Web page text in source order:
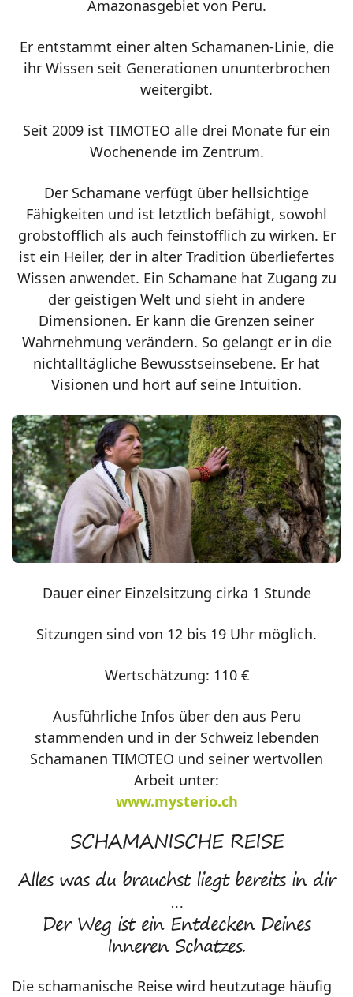
Amazonasgebiet von Peru.
Er entstammt einer alten Schamanen-Linie, die
ihr Wissen seit Generationen ununterbrochen
weitergibt.
Seit 2009 ist TIMOTEO alle drei Monate für ein
Wochenende im Zentrum.
Der Schamane verfügt über hellsichtige
Fähigkeiten und ist letztlich befähigt, sowohl
grobstofflich als auch feinstofflich zu wirken. Er
ist ein Heiler, der in alter Tradition überliefertes
Wissen anwendet. Ein Schamane hat Zugang zu
der geistigen Welt und sieht in andere
Dimensionen. Er kann die Grenzen seiner
Wahrnehmung verändern. So gelangt er in die
nichtalltägliche Bewusstseinsebene. Er hat
Visionen und hört auf seine Intuition.
Dauer einer Einzelsitzung cirka 1 Stunde
Sitzungen sind von 12 bis 19 Uhr möglich.
Wertschätzung: 110 €
Ausführliche Infos über den aus Peru
stammenden und in der Schweiz lebenden
Schamanen TIMOTEO und seiner wertvollen
Arbeit unter:
www.mysterio.ch
SCHAMANISCHE REISE
Alles was du brauchst liegt bereits in dir
…
Der Weg ist ein Entdecken Deines
Inneren Schatzes.
Die schamanische Reise wird heutzutage häufig